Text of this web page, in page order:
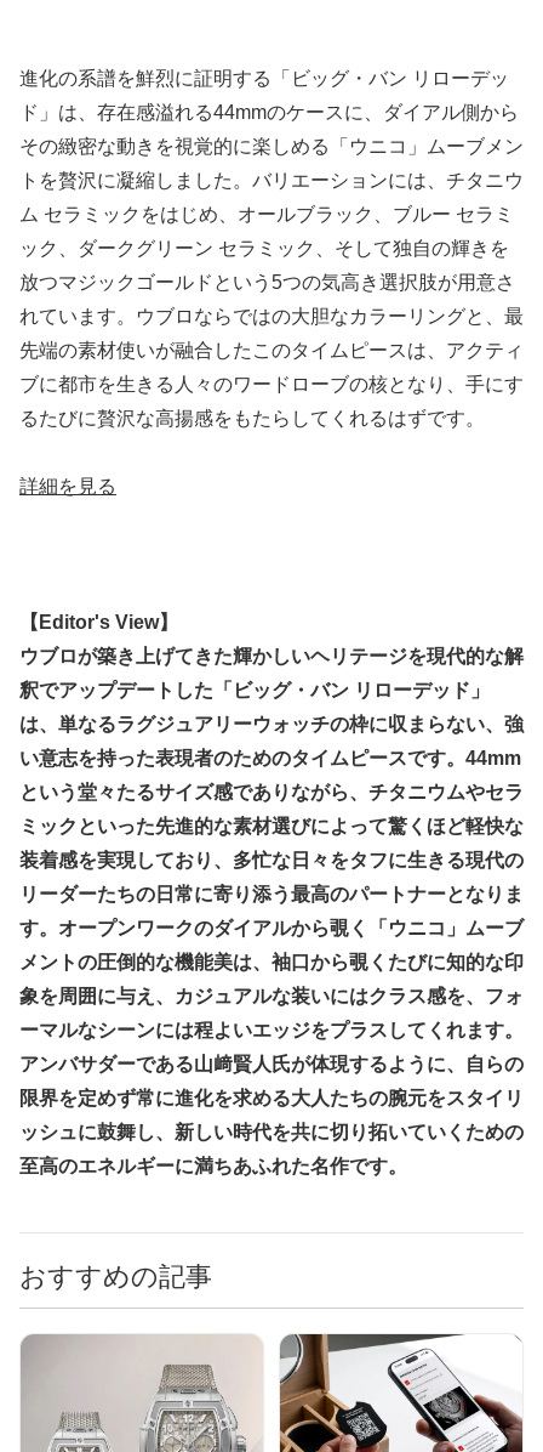
進化の系譜を鮮烈に証明する「ビッグ・バン リローデッ
ド」は、存在感溢れる44mmのケースに、ダイアル側から
その緻密な動きを視覚的に楽しめる「ウニコ」ムーブメン
トを贅沢に凝縮しました。バリエーションには、チタニウ
ム セラミックをはじめ、オールブラック、ブルー セラミ
ック、ダークグリーン セラミック、そして独自の輝きを
放つマジックゴールドという5つの気高き選択肢が用意さ
れています。ウブロならではの大胆なカラーリングと、最
先端の素材使いが融合したこのタイムピースは、アクティ
ブに都市を生きる人々のワードローブの核となり、手にす
るたびに贅沢な高揚感をもたらしてくれるはずです。
詳細を見る
【Editor's View】
ウブロが築き上げてきた輝かしいヘリテージを現代的な解
釈でアップデートした「ビッグ・バン リローデッド」
は、単なるラグジュアリーウォッチの枠に収まらない、強
い意志を持った表現者のためのタイムピースです。44mm
という堂々たるサイズ感でありながら、チタニウムやセラ
ミックといった先進的な素材選びによって驚くほど軽快な
装着感を実現しており、多忙な日々をタフに生きる現代の
リーダーたちの日常に寄り添う最高のパートナーとなりま
す。オープンワークのダイアルから覗く「ウニコ」ムーブ
メントの圧倒的な機能美は、袖口から覗くたびに知的な印
象を周囲に与え、カジュアルな装いにはクラス感を、フォ
ーマルなシーンには程よいエッジをプラスしてくれます。
アンバサダーである山﨑賢人氏が体現するように、自らの
限界を定めず常に進化を求める大人たちの腕元をスタイリ
ッシュに鼓舞し、新しい時代を共に切り拓いていくための
至高のエネルギーに満ちあふれた名作です。
おすすめの記事